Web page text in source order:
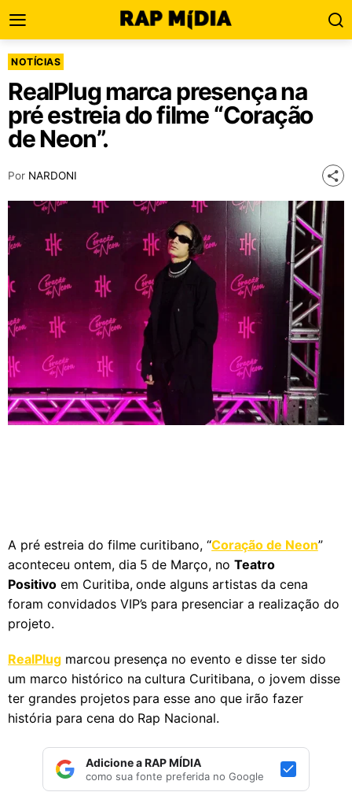
NOTÍCIAS
RealPlug marca presença na
pré estreia do filme “Coração
de Neon”.
Por NARDONI
A pré estreia do filme curitibano, “Coração de Neon”
aconteceu ontem, dia 5 de Março, noTeatro
Positivoem Curitiba, onde alguns artistas da cena
foram convidados VIP’s para presenciar a realização do
projeto.
RealPlugmarcou presença no evento e disse ter sido
um marco histórico na cultura Curitibana, o jovem disse
ter grandes projetos para esse ano que irão fazer
história para cena do Rap Nacional.
Adicione a RAP MÍDIA
como sua fonte preferida no Google